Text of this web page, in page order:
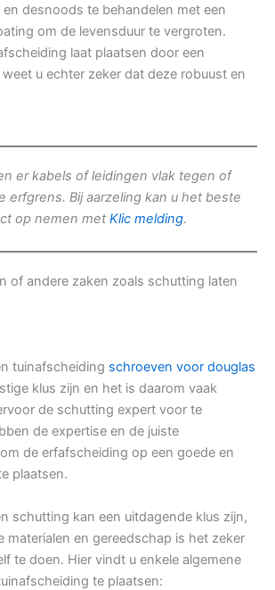
desnoods te behandelen met een
om de levensduur te vergroten.
laat plaatsen door een
u echter zeker dat deze robuust en
er kabels of leidingen vlak tegen of
erfgrens. Bij aarzeling kan u het beste
op nemen met Klic melding.
of andere zaken zoals schutting laten
tuinafscheiding schroeven voor douglas
klus zijn en het is daarom vaak
de schutting expert voor te
de expertise en de juiste
de erfafscheiding op een goede en
plaatsen.
schutting kan een uitdagende klus zijn,
materialen en gereedschap is het zeker
te doen. Hier vindt u enkele algemene
te plaatsen: